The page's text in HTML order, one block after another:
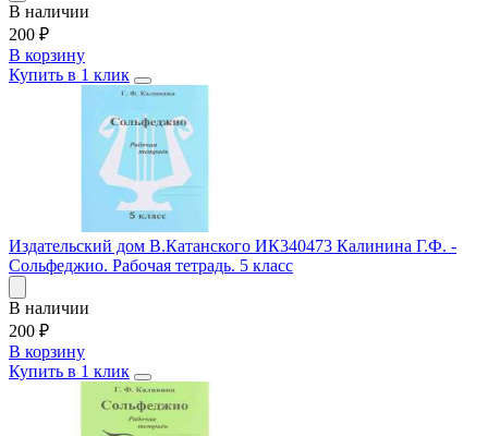
В наличии
200 ₽
В корзину
Купить в 1 клик
Издательский дом В.Катанского ИК340473 Калинина Г.Ф. -
Сольфеджио. Рабочая тетрадь. 5 класс
В наличии
200 ₽
В корзину
Купить в 1 клик